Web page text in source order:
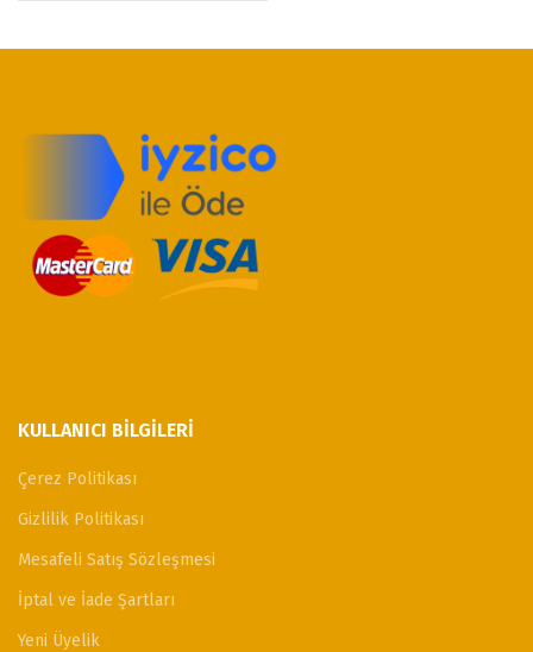
KULLANICI BILGILERI
Çerez Politikası
Gizlilik Politikası
Mesafeli Satış Sözleşmesi
İptal ve İade Şartları
Yeni Üyelik